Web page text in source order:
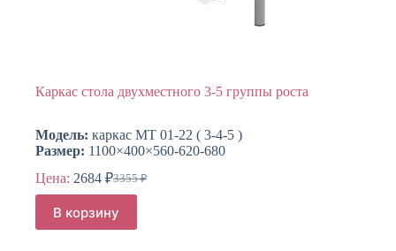
Каркас стола двухместного 3-5 группы роста
Модель: каркас МТ 01-22 ( 3-4-5 )
Размер: 1100×400×560-620-680
Цена:
3355₽
Первоначальная
цена
составляла
3355 ₽.
2684 ₽Текущая
цена:
2684 ₽.
В корзину